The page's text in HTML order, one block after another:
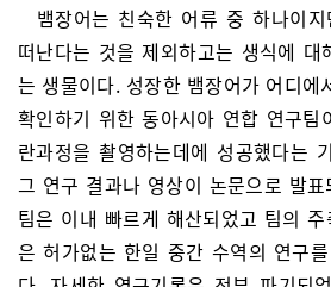
뱀장어는 친숙한 어류 중 하나이
떠난다는 것을 제외하고는 생식에
는 생물이다. 성장한 뱀장어가 어디에
확인하기 위한 동아시아 연합 연구
란과정을 촬영하는데에 성공했다는
그 연구 결과나 영상이 논문으로 발
팀은 이내 빠르게 해산되었고 팀의
은 허가없는 한일 중간 수역의 연구